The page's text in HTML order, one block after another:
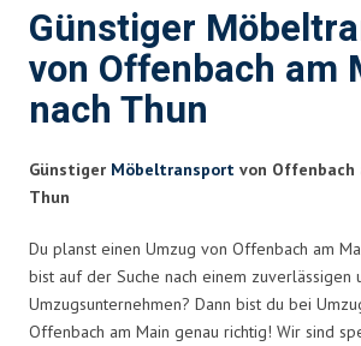
Günstiger
von Offenbach am
nach Thun
Günstiger Möbeltransport von Offenbach
Thun
Du planst einen Umzug von Offenbach am
bist auf der Suche nach einem zuverlässigen
Umzugsunternehmen? Dann bist du bei
Offenbach am Main genau richtig! Wir sind